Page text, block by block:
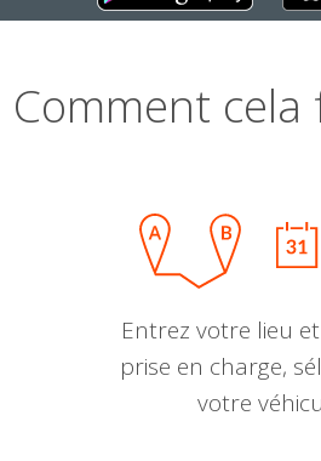
Comment
Entrez votre lieu
prise en charge,
votre